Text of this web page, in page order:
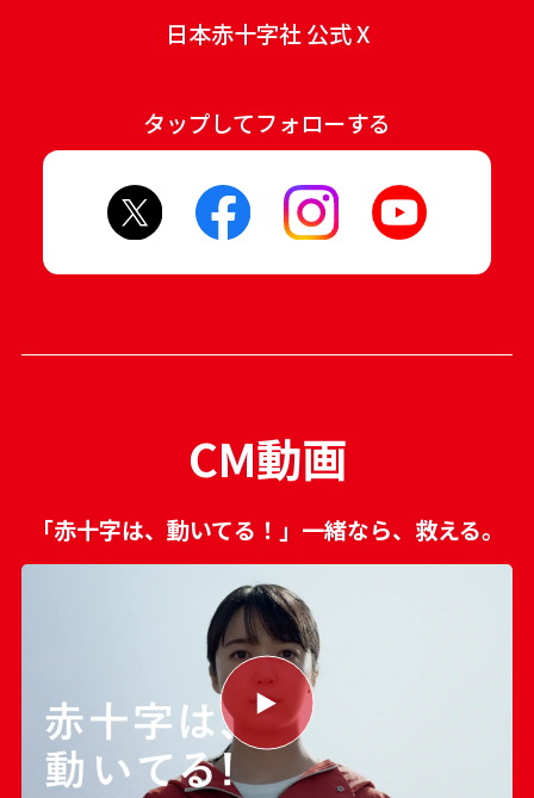
日本赤十字社 公式 X
タップしてフォローする
CM動画
「赤十字は、動いてる！」一緒なら、救える。